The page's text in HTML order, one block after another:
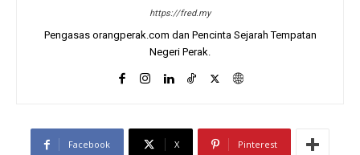
https://fred.my
Pengasas orangperak.com dan Pencinta Sejarah Tempatan
Negeri Perak.
Facebook X Pinterest